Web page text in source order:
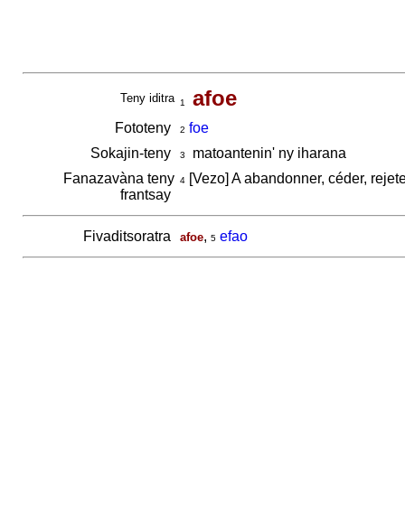
Teny iditra 1 afoe
Fototeny 2 foe
Sokajin-teny
3
matoantenin' ny iharana
Fanazavàna teny
frantsay
4[Vezo] A abandonner, céder,
Fivaditsoratra afoe, 5 efao